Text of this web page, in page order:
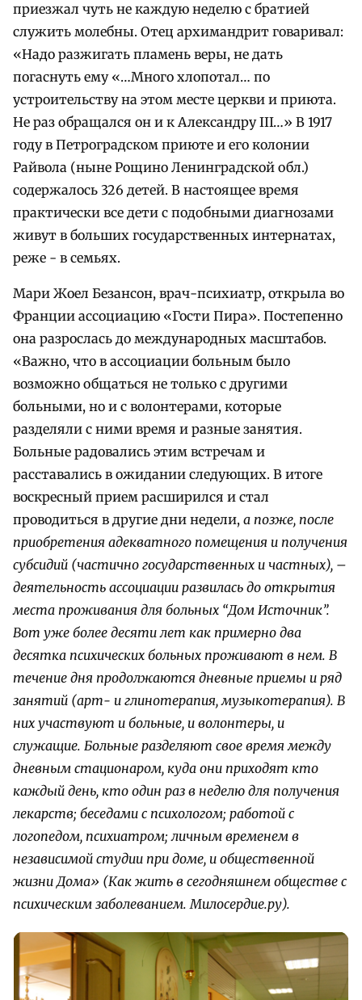
приезжал чуть не каждую неделю с братией
служить молебны. Отец архимандрит говаривал:
«Надо разжигать пламень веры, не дать
погаснуть ему «…Много хлопотал… по
устроительству на этом месте церкви и приюта.
Не раз обращался он и к Александру III…» В 1917
году в Петроградском приюте и его колонии
Райвола (ныне Рощино Ленинградской обл.)
содержалось 326 детей. В настоящее время
практически все дети с подобными диагнозами
живут в больших государственных интернатах,
реже - в семьях.
Мари Жоел Безансон, врач-психиатр, открыла во
Франции ассоциацию «Гости Пира». Постепенно
она разрослась до международных масштабов.
«Важно, что в ассоциации больным было
возможно общаться не только с другими
больными, но и с волонтерами, которые
разделяли с ними время и разные занятия.
Больные радовались этим встречам и
расставались в ожидании следующих. В итоге
воскресный прием расширился и стал
проводиться в другие дни недели, а позже, после
приобретения адекватного помещения и получения
субсидий (частично государственных и частных), –
деятельность ассоциации развилась до открытия
места проживания для больных “Дом Источник”.
Вот уже более десяти лет как примерно два
десятка психических больных проживают в нем. В
течение дня продолжаются дневные приемы и ряд
занятий (арт- и глинотерапия, музыкотерапия). В
них участвуют и больные, и волонтеры, и
служащие. Больные разделяют свое время между
дневным стационаром, куда они приходят кто
каждый день, кто один раз в неделю для получения
лекарств; беседами с психологом; работой с
логопедом, психиатром; личным временем в
независимой студии при доме, и общественной
жизни Дома» (Как жить в сегодняшнем обществе с
психическим заболеванием. Милосердие.ру).